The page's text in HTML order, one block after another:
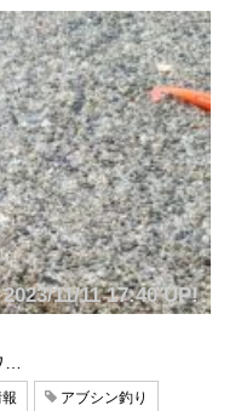
2023/11/11 17:40 UP!
アブシン釣り